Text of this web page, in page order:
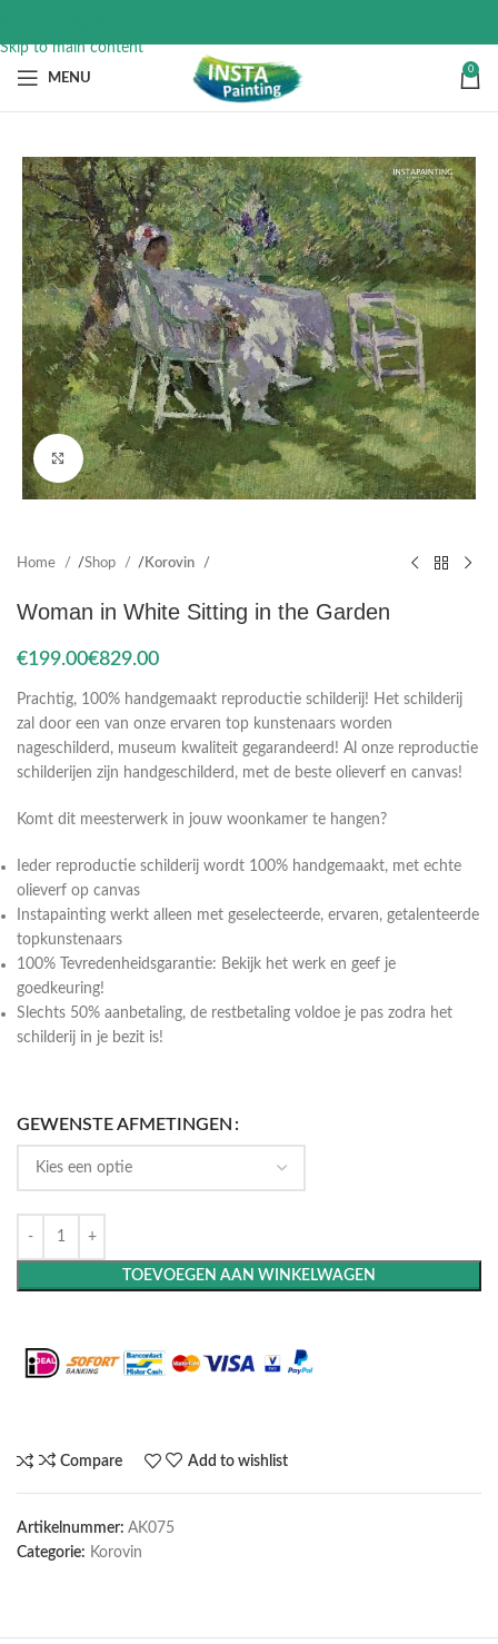
Skip to main content
MENU
0
Click to enlarge
Home Shop Korovin
Woman in White Sitting in the Garden
€ €
Prachtig, 100% handgemaakt reproductie schilderij! Het schilderij
zal door een van onze ervaren top kunstenaars worden
nageschilderd, museum kwaliteit gegarandeerd! Al onze reproductie
schilderijen zijn handgeschilderd, met de beste olieverf en canvas!
Komt dit meesterwerk in jouw woonkamer te hangen?
Ieder reproductie schilderij wordt 100% handgemaakt, met echte
olieverf op canvas
Instapainting werkt alleen met geselecteerde, ervaren, getalenteerde
topkunstenaars
100% Tevredenheidsgarantie: Bekijk het werk en geef je
goedkeuring!
Slechts 50% aanbetaling, de restbetaling voldoe je pas zodra het
schilderij in je bezit is!
GEWENSTE AFMETINGEN
TOEVOEGEN AAN WINKELWAGEN
Compare Add to wishlist
Artikelnummer: AK075
Categorie: Korovin